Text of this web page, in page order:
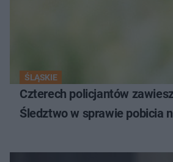
ŚLĄSKIE
Czterech policjantów
Śledztwo w sprawie pobicia